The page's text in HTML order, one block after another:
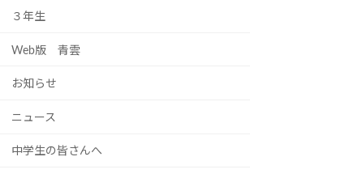
３年生
Web版 青雲
お知らせ
ニュース
中学生の皆さんへ